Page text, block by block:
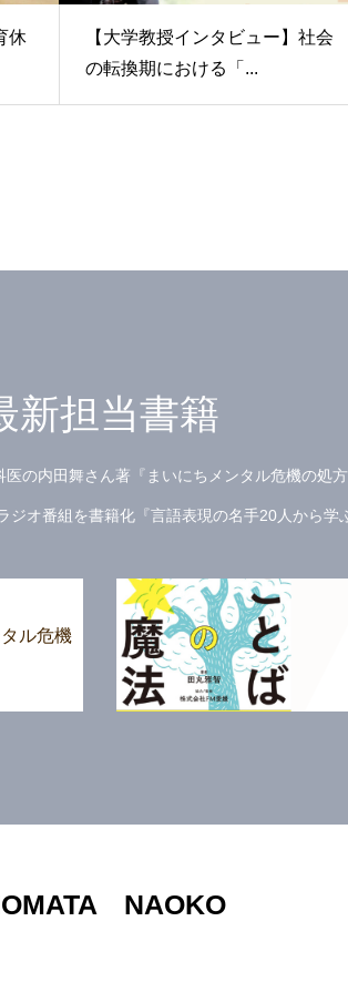
休
【大学教授インタビュー】社会
の転換期における「...
新担当書籍
の内田舞さん著『まいにちメンタル危機の処方
オ番組を書籍化『言語表現の名手20人から
ル危機
NAOKO